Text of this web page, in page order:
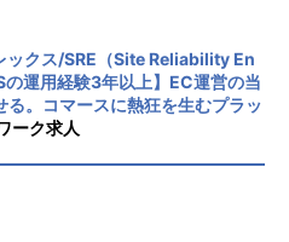
視化。
Actionsを活用したCI/
エンドの安定稼働に向け
ラートの高度化。
ト最適化（FinOps）やセ
続可能な基盤へのアップデ
の構築/運用：
規模基盤において、AWS
ジニアリングを担います。
Fargate、Aurora MySQ
トラフィック対応の基盤設
ビリティの確保、可用性向
クス/SRE（Site Reliability En
運用経験3年以上】EC運営の当
。コマースに熱狂を生むプラッ
ーク求人